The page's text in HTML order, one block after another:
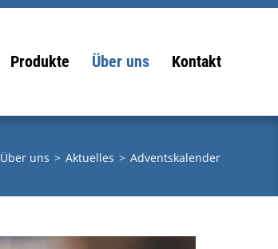
Produkte Über uns Kontakt
Über uns > Aktuelles > Adventskalender